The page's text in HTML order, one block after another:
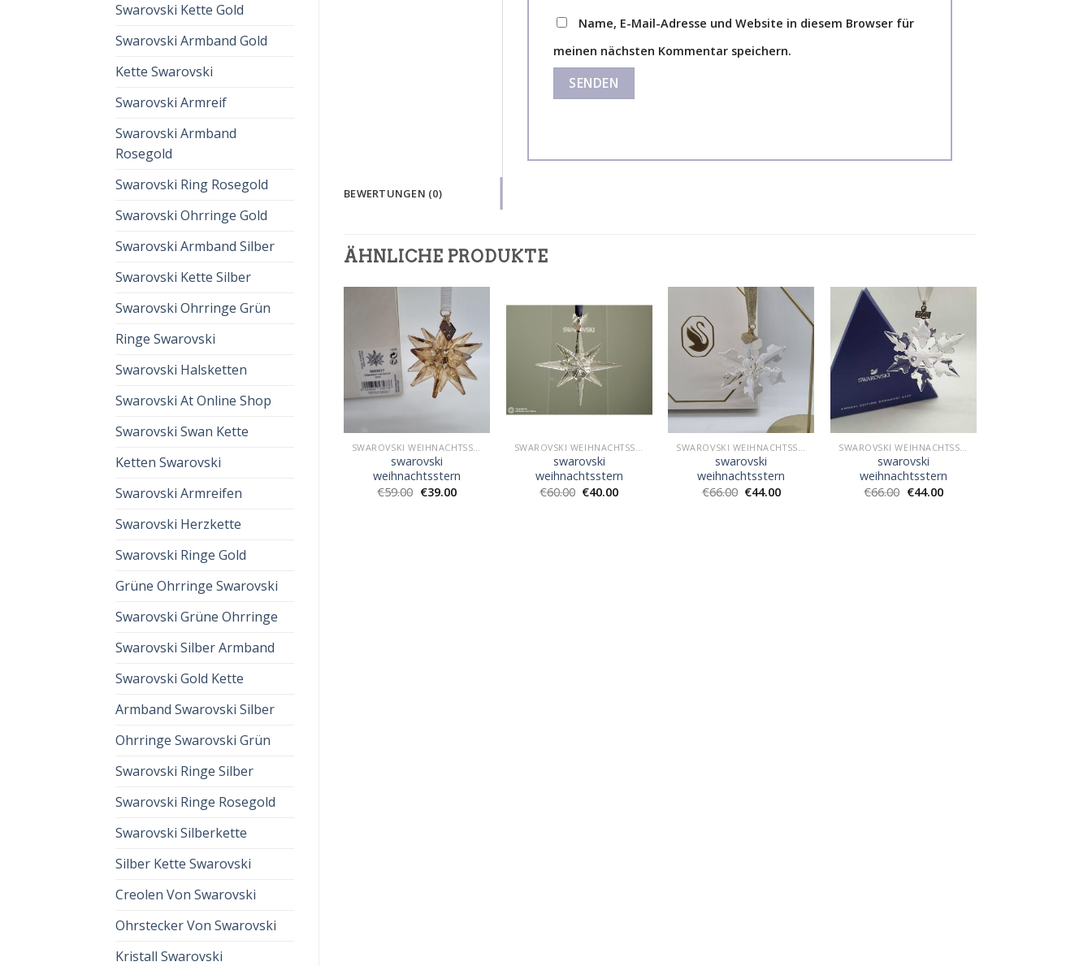
Swarovski Kette Gold
Swarovski Armband Gold
Kette Swarovski
Swarovski Armreif
Swarovski Armband
Rosegold
Swarovski Ring Rosegold
Swarovski Ohrringe Gold
Swarovski Armband Silber
Swarovski Kette Silber
Swarovski Ohrringe Grün
Ringe Swarovski
Swarovski Halsketten
Swarovski At Online Shop
Swarovski Swan Kette
Ketten Swarovski
Swarovski Armreifen
Swarovski Herzkette
Swarovski Ringe Gold
Grüne Ohrringe Swarovski
Swarovski Grüne Ohrringe
Swarovski Silber Armband
Swarovski Gold Kette
Armband Swarovski Silber
Ohrringe Swarovski Grün
Swarovski Ringe Silber
Swarovski Ringe Rosegold
Swarovski Silberkette
Silber Kette Swarovski
Creolen Von Swarovski
Ohrstecker Von Swarovski
Kristall Swarovski
BEWERTUNGEN (0)
Name, E-Mail-Adresse und Website in diesem Browser für
meinen nächsten Kommentar speichern.
ÄHNLICHE PRODUKTE
swarovski
weihnachtsstern
€59.00 €39.00
swarovski
weihnachtsstern
€60.00 €40.00
swarovski
weihnachtsstern
€66.00 €44.00
swarovski
weihnachtsstern
€66.00 €44.00
swarovski
38.00
€65.00